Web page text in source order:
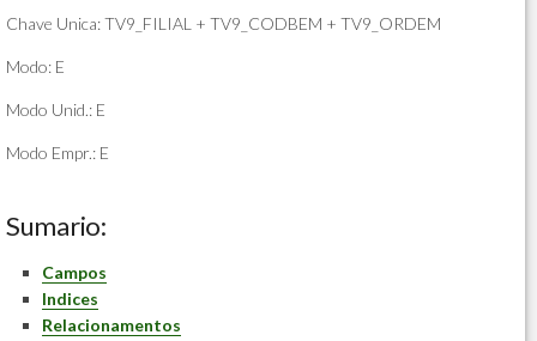
Chave Unica: TV9_FILIAL + TV9_CODBEM + TV9_ORDEM
Modo: E
Modo Unid.: E
Modo Empr.: E
Sumario:
Campos
Indices
Relacionamentos